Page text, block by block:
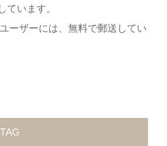
ています。
ーザーには、無料で郵送してい
TAG